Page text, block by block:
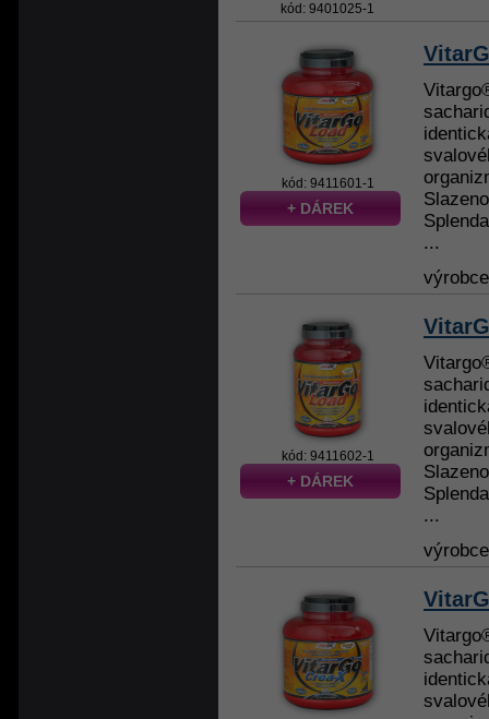
kód: 9401025-1
kód: 9411601-1
+ DÁREK
...
kód: 9411602-1
+ DÁREK
...